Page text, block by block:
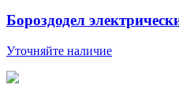
Бороздодел
Уточняйте наличие